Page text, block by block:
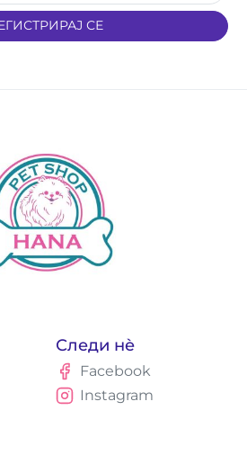
СЕ
Следи нè
Facebook
Instagram